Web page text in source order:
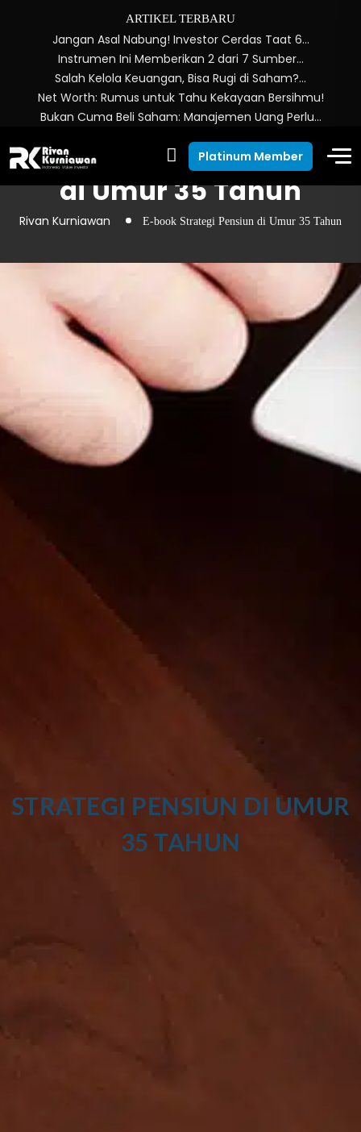
ARTIKEL TERBARU
Jangan Asal Nabung! Investor Cerdas Taat 6…
Instrumen Ini Memberikan 2 dari 7 Sumber…
Salah Kelola Keuangan, Bisa Rugi di Saham?…
Net Worth: Rumus untuk Tahu Kekayaan Bersihmu!
Bukan Cuma Beli Saham: Manajemen Uang Perlu…
Platinum Member
E-book Strategi Pensiun
di Umur 35 Tahun
Rivan Kurniawan E-book Strategi Pensiun di Umur 35 Tahun
STRATEGI PENSIUN DI UMUR
35 TAHUN